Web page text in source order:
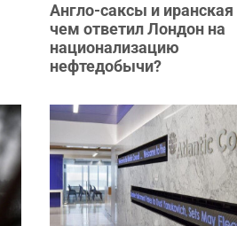
Англо-саксы и
чем ответил Лондон на
национализацию
нефтедобычи?